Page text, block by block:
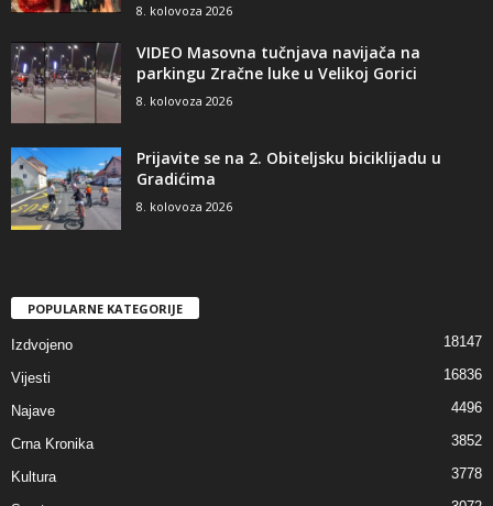
8. kolovoza 2026
VIDEO Masovna tučnjava navijača na
parkingu Zračne luke u Velikoj Gorici
8. kolovoza 2026
Prijavite se na 2. Obiteljsku biciklijadu u
Gradićima
8. kolovoza 2026
POPULARNE KATEGORIJE
Izdvojeno 18147
Vijesti 16836
Najave 4496
Crna Kronika 3852
Kultura 3778